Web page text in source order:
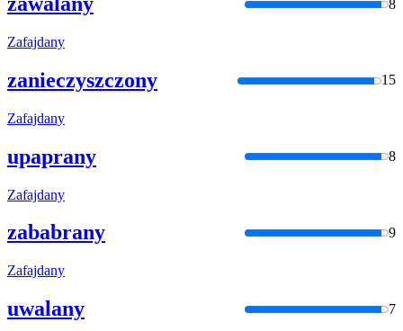
8
Zafajdany
zanieczyszczony 15
Zafajdany
upaprany 8
Zafajdany
zababrany 9
Zafajdany
uwalany 7